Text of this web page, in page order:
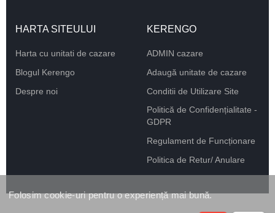
HARTA SITEULUI
Harta cu unitati de cazare
Blogul Kerengo
Despre noi
KERENGO
ADMIN cazare
Adaugă unitate de cazare
Conditii de Utilizare Site
Politică de Confidențialitate -
GDPR
Regulament de Funcționare
Politica de Retur/ Anulare
Folosim cookie-uri pentru o experiență mai bună.